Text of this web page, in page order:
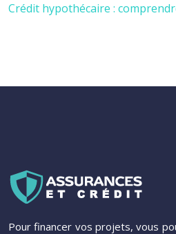
Crédit hypothécaire :
Pour financer vos projets, vous